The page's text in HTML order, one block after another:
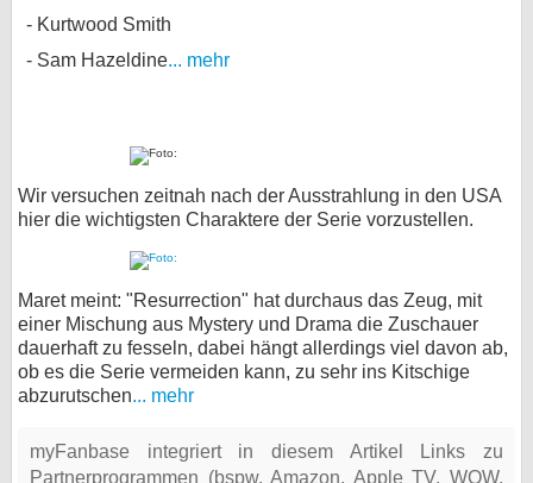
Kurtwood Smith
Sam Hazeldine... mehr
Wir versuchen zeitnah nach der Ausstrahlung in den USA
hier die wichtigsten Charaktere der Serie vorzustellen.
Maret meint: "Resurrection" hat durchaus das Zeug, mit
einer Mischung aus Mystery und Drama die Zuschauer
dauerhaft zu fesseln, dabei hängt allerdings viel davon ab,
ob es die Serie vermeiden kann, zu sehr ins Kitschige
abzurutschen... mehr
myFanbase integriert in diesem Artikel Links zu
Partnerprogrammen (bspw. Amazon, Apple TV, WOW,